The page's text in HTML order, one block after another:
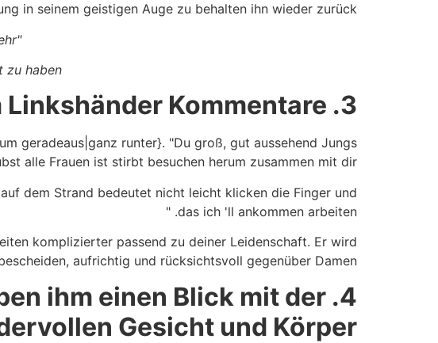
in seinem geistigen Auge zu behalten ihn wieder zurück.
"Es wird langwierige Reise für ihn, sehr
haben. "
3.
Linkshänder Kommentare.
geradeaus|ganz runter}. "Du groß, gut aussehend Jungs
alle Frauen ist stirbt besuchen herum zusammen mit dir. "
dem Strand bedeutet nicht leicht klicken die Finger und
das ich 'll ankommen arbeiten. "
komplizierter passend zu deiner Leidenschaft. Er wird
aufrichtig und rücksichtsvoll gegenüber Damen .
4.
ihm einen Blick mit der
Gesicht und Körper.